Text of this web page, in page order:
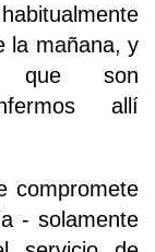
la mañana, y
que son
allí
compromete
- solamente